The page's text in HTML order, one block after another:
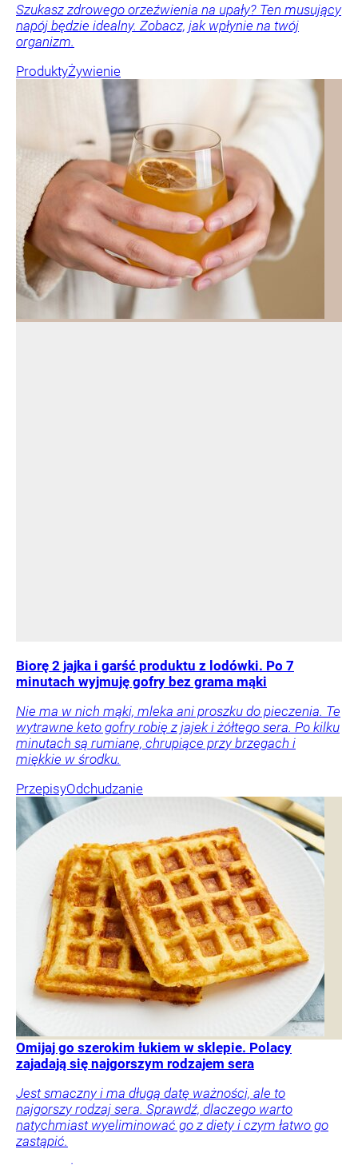
Szukasz zdrowego orzeźwienia na upały? Ten musujący
napój będzie idealny. Zobacz, jak wpłynie na twój
organizm.
ProduktyŻywienie
Biorę 2 jajka i garść produktu z lodówki. Po 7
minutach wyjmuję gofry bez grama mąki
Nie ma w nich mąki, mleka ani proszku do pieczenia. Te
wytrawne keto gofry robię z jajek i żółtego sera. Po kilku
minutach są rumiane, chrupiące przy brzegach i
miękkie w środku.
PrzepisyOdchudzanie
Omijaj go szerokim łukiem w sklepie. Polacy
zajadają się najgorszym rodzajem sera
Jest smaczny i ma długą datę ważności, ale to
najgorszy rodzaj sera. Sprawdź, dlaczego warto
natychmiast wyeliminować go z diety i czym łatwo go
zastąpić.